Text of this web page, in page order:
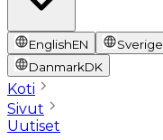
EnglishEN Sverige
DanmarkDK
Koti
Sivut
Uutiset